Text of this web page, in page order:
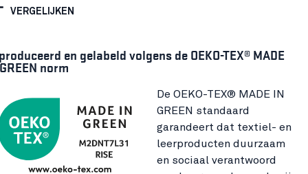
VERGELIJKEN
en gelabeld volgens de OEKO-TEX® MADE
norm
De OEKO-TEX® MADE IN
GREEN standaard
garandeert dat textiel- en
leerproducten duurzaam
en sociaal verantwoord